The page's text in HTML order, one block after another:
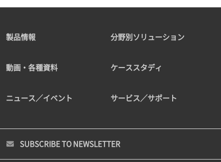
製品情報 分野別ソリューション
動画・各種資料 ケーススタディ
ニュース／イベント サービス／サポート
SUBSCRIBE TO NEWSLETTER